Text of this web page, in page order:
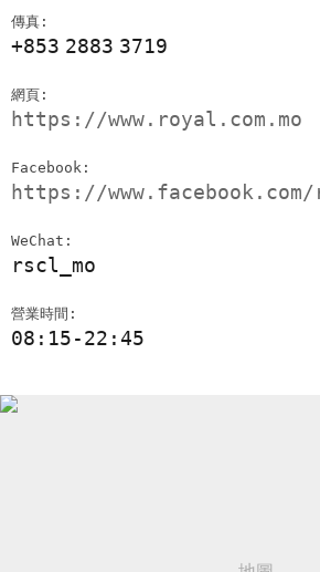
傳真:
+853 2883 3719
網頁:
https://www.royal.com.mo
Facebook:
https://www.facebook.com/
WeChat:
rscl_mo
營業時間:
08:15-22:45